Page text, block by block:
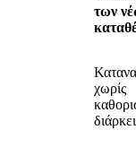
των
χωρίς